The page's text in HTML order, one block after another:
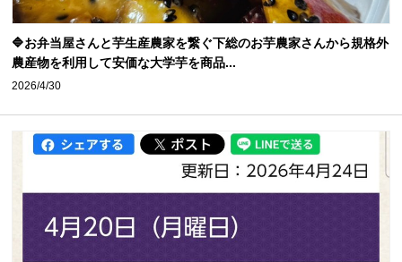
🔷お弁当屋さんと芋生産農家を繋ぐ下総のお芋農家さんから規格外
農産物を利用して安価な大学芋を商品...
2026/4/30